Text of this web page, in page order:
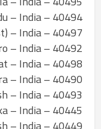
40494 – AirTel – Tamilnadu – India
40497 – AirTel – Uttar Pradesh (West) – India
40492 – AirTel – Mumbai Metro – India
40498 – AirTel – Gujarat – India
40490 – AirTel – Maharashtra – India
40493 – AirTel – Madhya Pradesh – India
40445 – AirTel – Karnataka – India